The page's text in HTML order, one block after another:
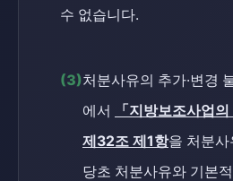
수 없습니다.
(3)처분사유의 추가·변경
에서
「지방보조사업
제32조 제1항을 처분
당초 처분사유와 기본적